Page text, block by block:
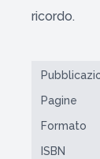
ricordo.
Pagine
Formato
ISBN